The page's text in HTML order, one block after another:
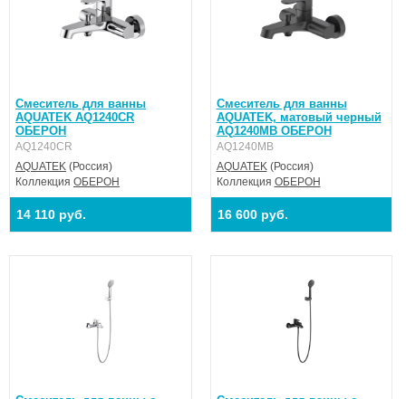
Смеситель для ванны
AQUATEK AQ1240CR
ОБЕРОН
AQ1240CR
AQUATEK (Россия)
Коллекция ОБЕРОН
14 110 руб.
Смеситель для ванны
AQUATEK, матовый черный
AQ1240MB ОБЕРОН
AQ1240MB
AQUATEK(Россия)
Коллекция ОБЕРОН
16 600 руб.